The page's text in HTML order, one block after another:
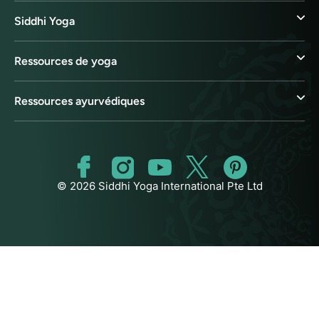
Siddhi Yoga
Ressources de yoga
Ressources ayurvédiques
© 2026 Siddhi Yoga International Pte Ltd